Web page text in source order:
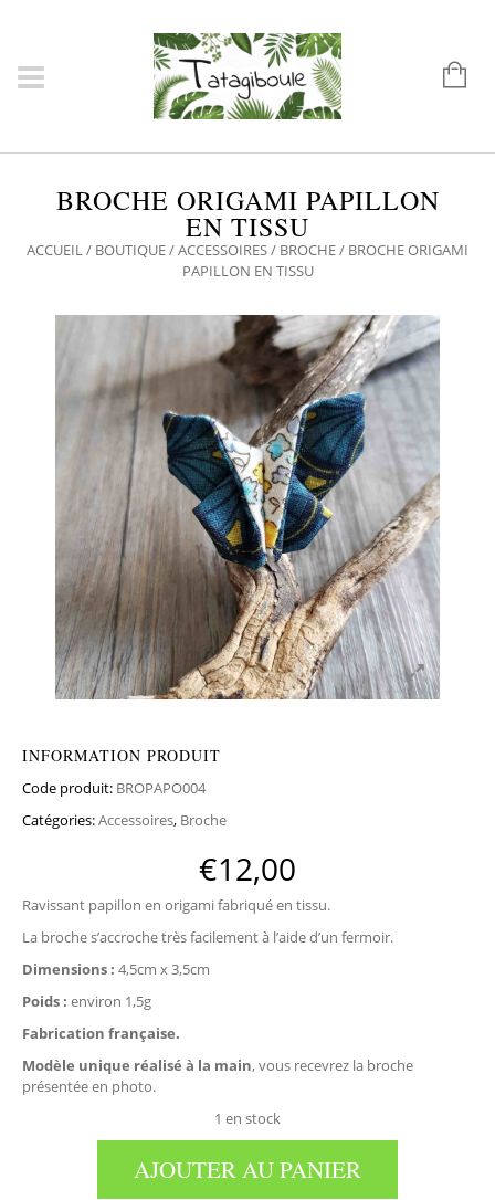
BROCHE ORIGAMI PAPILLON
EN TISSU
ACCUEIL/ BOUTIQUE/ACCESSOIRES/ BROCHE/ BROCHE ORIGAMI
PAPILLON EN TISSU
INFORMATION PRODUIT
Code produit: BROPAPO004
Catégories:Accessoires, Broche
€12,00
Ravissant papillon en origami fabriqué en tissu.
La broche s’accroche très facilement à l’aide d’un fermoir.
Dimensions : 4,5cm x 3,5cm
Poids : environ 1,5g
Fabrication française.
Modèle unique réalisé à la main, vous recevrez la broche
présentée en photo.
1 en stock
AJOUTER AU PANIER